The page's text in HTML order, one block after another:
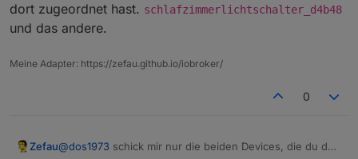
dort zugeordnet hast. schlafzimmerlichtschalter_d4b48
und das andere.
Meine Adapter: https://zefau.github.io/iobroker/
0
Zefau@dos1973 schick mir nur die beiden Devices, die du dort